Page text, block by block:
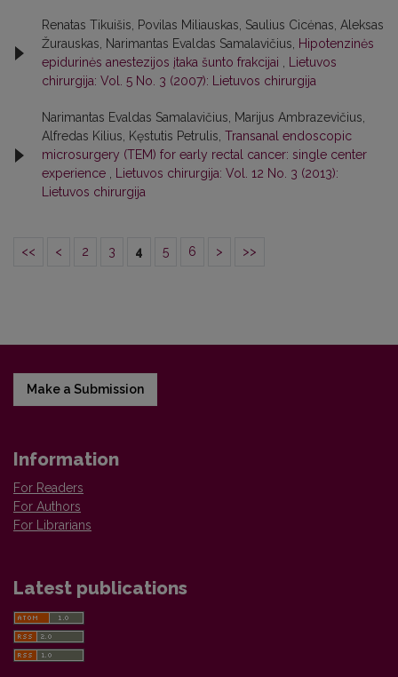
Renatas Tikuišis, Povilas Miliauskas, Saulius Cicėnas, Aleksas
Žurauskas, Narimantas Evaldas Samalavičius,
Hipotenzinės
epidurinės anestezijos įtaka šunto frakcijai
Lietuvos
chirurgija: Vol. 5 No. 3 (2007): Lietuvos chirurgija
Narimantas Evaldas Samalavičius, Marijus Ambrazevičius,
Alfredas Kilius, Kęstutis Petrulis, Transanal endoscopic
microsurgery (TEM) for early rectal cancer: single center
experience
Lietuvos chirurgija: Vol. 12 No. 3 (2013):
Lietuvos chirurgija
<< < 2 3 4 5 6 > >>
Make a Submission
Information
For Readers
For Authors
For Librarians
Latest publications